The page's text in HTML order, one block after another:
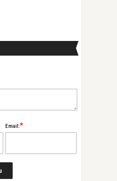
Email:*